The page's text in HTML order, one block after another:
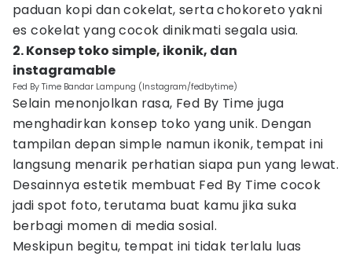
paduan kopi dan cokelat, serta chokoreto yakni
es cokelat yang cocok dinikmati segala usia.
2. Konsep toko simple, ikonik, dan
instagramable
Fed By Time Bandar Lampung (Instagram/fedbytime)
Selain menonjolkan rasa, Fed By Time juga
menghadirkan konsep toko yang unik. Dengan
tampilan depan simple namun ikonik, tempat ini
langsung menarik perhatian siapa pun yang lewat.
Desainnya estetik membuat Fed By Time cocok
jadi spot foto, terutama buat kamu jika suka
berbagi momen di media sosial.
Meskipun begitu, tempat ini tidak terlalu luas